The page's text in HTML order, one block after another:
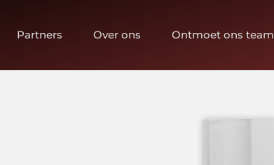
Partners Over ons Ontmoet ons team